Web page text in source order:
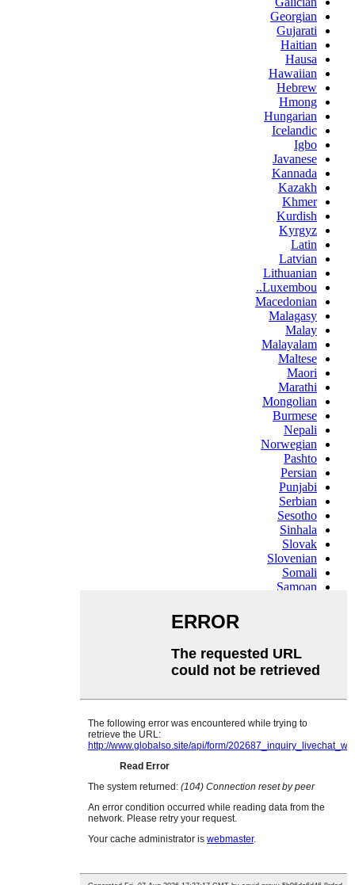
Georgian
Gujarati
Haitian
Hausa
Hawaiian
Hebrew
Hmong
Hungarian
Icelandic
Igbo
Javanese
Kannada
Kazakh
Khmer
Kurdish
Kyrgyz
Latin
Latvian
Lithuanian
Luxembou..
Macedonian
Malagasy
Malay
Malayalam
Maltese
Maori
Marathi
Mongolian
Burmese
Nepali
Norwegian
Pashto
Persian
Punjabi
Serbian
Sesotho
Sinhala
Slovak
Slovenian
Somali
Samoan
Swahili
Tajik
Telugu
Ukrainian
Urdu
Welsh
Xhosa
Yiddish
Tatar